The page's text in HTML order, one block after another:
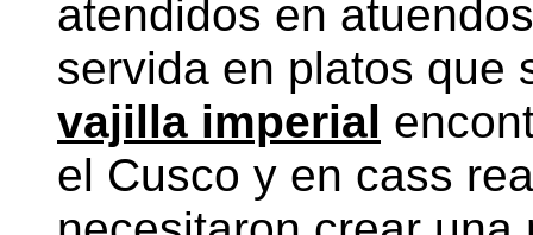
atendidos en
servida en platos que
vajilla imperial
el Cusco y en cass